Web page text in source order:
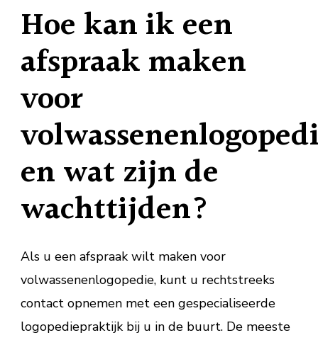
Hoe kan ik een
afspraak maken
voor
en wat zijn de
wachttijden?
Als u een afspraak wilt maken voor
volwassenenlogopedie, kunt u rechtstreeks
contact opnemen met een gespecialiseerde
logopediepraktijk bij u in de buurt. De meeste